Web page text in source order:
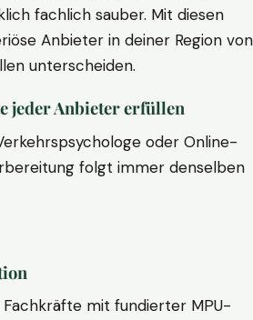
fachlich sauber. Mit diesen
Anbieter in deiner Region von
unterscheiden.
jeder Anbieter erfüllen
oder Online-
folgt immer denselben
Fachkräfte mit fundierter MPU-